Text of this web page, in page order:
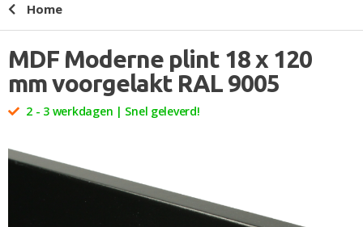
opzoek?
Home
MDF Moderne plint 18 x 120
mm voorgelakt RAL 9005
2 - 3 werkdagen | Snel geleverd!
naar